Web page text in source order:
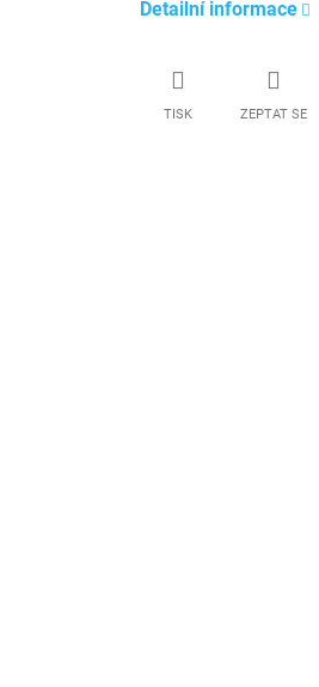
Detailní informace
TISK ZEPTAT SE